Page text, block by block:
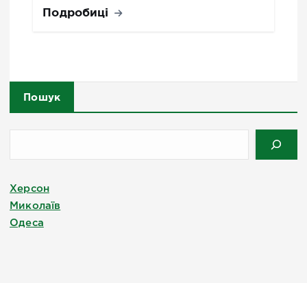
Подробиці
Пошук
Херсон
Миколаїв
Одеса